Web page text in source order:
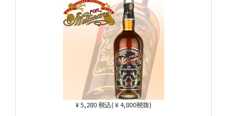
¥ 5,280 税込( ¥ 4,800税抜)